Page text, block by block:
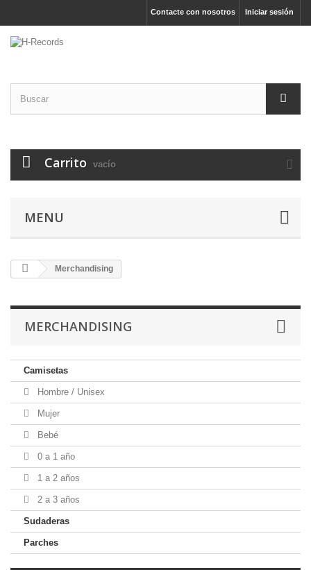
Iniciar sesión
Contacte con nosotros
Carrito vacío
MENU
Merchandising
MERCHANDISING
Camisetas
Hombre / Unisex
Mujer
Bebé
0 a 1 año
1 a 2 años
2 a 3 años
Sudaderas
Parches